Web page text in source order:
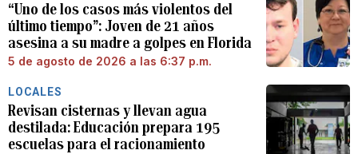
“Uno de los casos más violentos del
último tiempo”: Joven de 21 años
asesina a su madre a golpes en Florida
5 de agosto de 2026 a las 6:37 p.m.
LOCALES
Revisan cisternas y llevan agua
destilada: Educación prepara 195
escuelas para el racionamiento